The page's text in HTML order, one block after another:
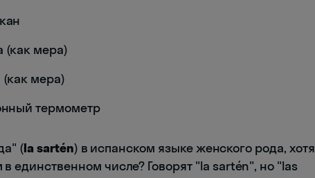
(как мера)
мера)
термометр
(la sartén) в испанском языке женского рода, хотя
единственном числе? Говорят "la sartén", но "las